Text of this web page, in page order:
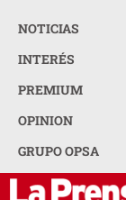
NOTICIAS
INTERÉS
PREMIUM
OPINION
GRUPO OPSA